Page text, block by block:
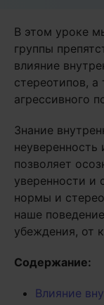
В этом уроке
группы
влияние
стереотипов,
агрессивного
Знание
неуверенность
позволяет
уверенности и
нормы и
наше
убеждения, от
Содержание:
Влияние